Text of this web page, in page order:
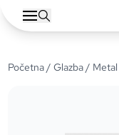
Početna/Glazba/ Metal